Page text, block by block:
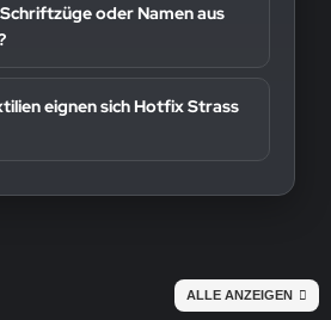
oder Namen aus
eignen sich Hotfix Strass
ALLE ANZEIGEN